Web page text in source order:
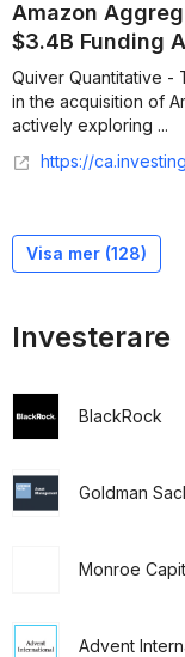
Amazon
$3.4B Funding
Quiver Quantitative -
in the acquisition of
actively exploring ...
https://ca.investing.com/news/stock-market-news/amazon-aggregator-thrasio-reevaluates-after-
Visa mer (128)
Investerare
BlackRock
Goldman
Monroe
Advent